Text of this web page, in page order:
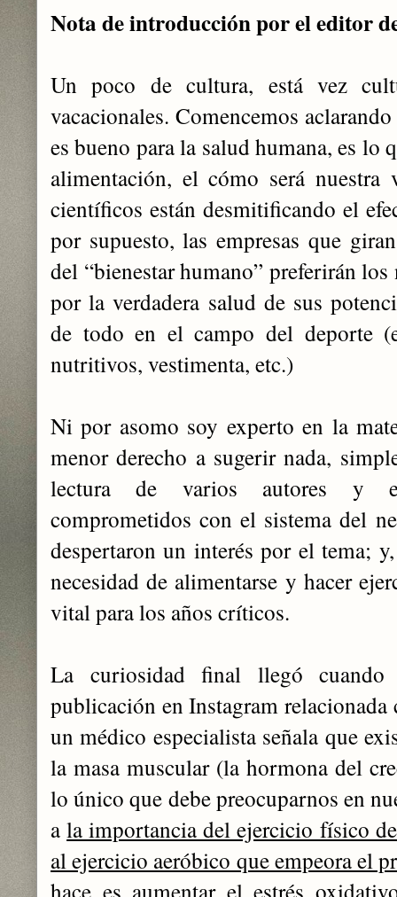
Nota de introducción por el editor
Un poco de cultura, está vez
vacacionales. Comencemos
es bueno para la salud humana, es lo
alimentación, el cómo será
científicos están desmitificando el
por supuesto, las empresas que
del “bienestar humano” preferirán
por la verdadera salud de sus
de todo en el campo del deporte
nutritivos, vestimenta, etc.)
Ni por asomo soy experto en la
menor derecho a sugerir nada,
lectura de varios autores y
comprometidos con el sistema del
despertaron un interés por el tema;
necesidad de alimentarse y hacer
vital para los años críticos.
La curiosidad final llegó
publicación en Instagram
un médico especialista señala que
la masa muscular (la hormona del
lo único que debe preocuparnos en
ala importancia del ejercicio físico
al ejercicio aeróbico que empeora el
hace es aumentar el estrés